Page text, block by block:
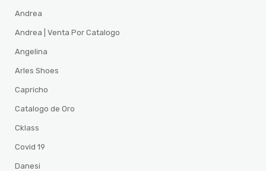
Andrea
Andrea | Venta Por Catalogo
Angelina
Arles Shoes
Capricho
Catalogo de Oro
Cklass
Covid 19
Danesi